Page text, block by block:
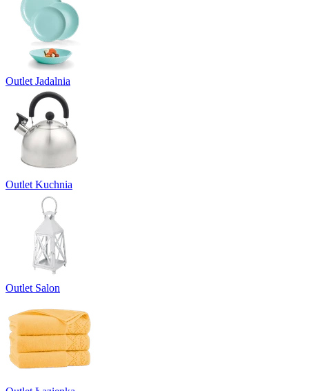
Outlet Jadalnia
Outlet Kuchnia
Outlet Salon